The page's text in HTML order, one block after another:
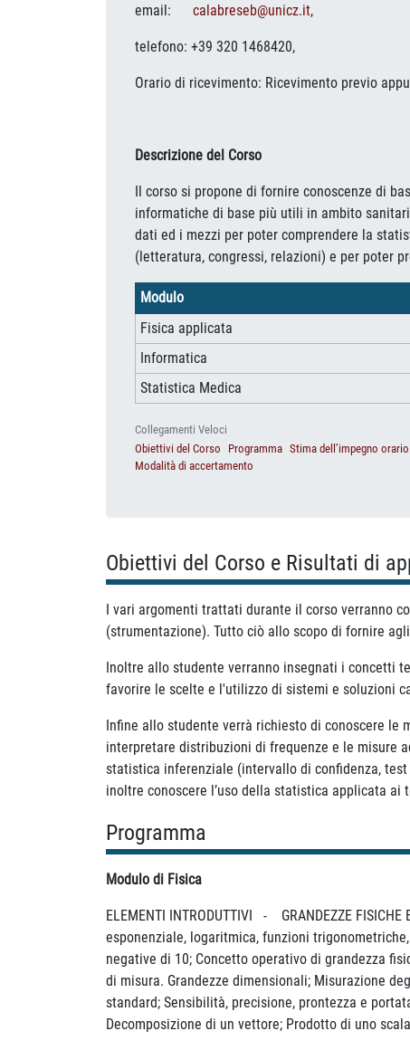
email: calabreseb@unicz.it,
telefono: +39 320 1468420,
Orario di ricevimento: Ricevimento previo
Descrizione del Corso
Il corso si propone di fornire conoscenze di
informatiche di base più utili in ambito
dati ed i mezzi per poter comprendere la
(letteratura, congressi, relazioni) e per poter
Modulo
Fisica applicata
Informatica
Statistica Medica
Collegamenti Veloci
Obiettivi del Corso
Programma Stima dell’impegno orario
Modalità di accertamento
Obiettivi del Corso e Risultati di
I vari argomenti trattati durante il corso verranno
(strumentazione). Tutto ciò allo scopo di fornire
Inoltre allo studente verranno insegnati i concetti
favorire le scelte e l'utilizzo di sistemi e soluzioni
Infine allo studente verrà richiesto di conoscere
interpretare distribuzioni di frequenze e le misure
statistica inferenziale (intervallo di confidenza,
inoltre conoscere l’uso della statistica applicata
Programma
Modulo di Fisica
ELEMENTI INTRODUTTIVI - GRANDEZZE
esponenziale, logaritmica, funzioni
negative di 10; Concetto operativo di grandezza
di misura. Grandezze dimensionali; Misurazione
standard; Sensibilità, precisione, prontezza e
Decomposizione di un vettore; Prodotto di uno